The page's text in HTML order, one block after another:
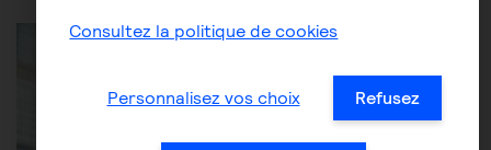
Être accompagné au quotidien Les aides financières
Consultez la politique de cookies
Personnalisez vos choix Refusez